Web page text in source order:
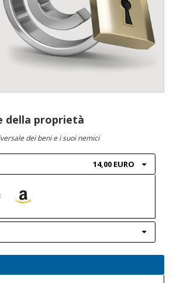
della proprietà
dei beni e i suoi nemici
14,00 EURO